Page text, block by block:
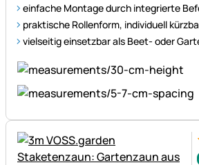
einfache Montage durch integrierte
praktische Rollenform, individuell
vielseitig einsetzbar als Beet- oder